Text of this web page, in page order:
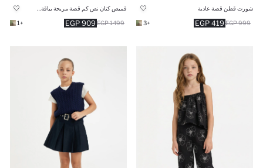
شورت قطن قصة عادية
419 EGP 999 EGP
+3
909 EGP 1499 EGP
+1